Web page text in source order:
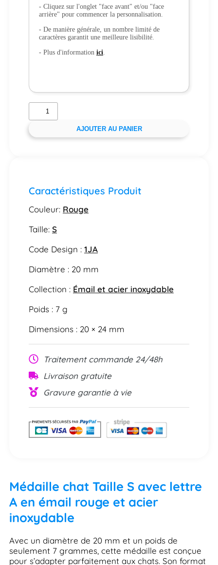
- Cliquez sur l'onglet "face avant" et/ou "face
arrière" pour commencer la personnalisation.
- De manière générale, un nombre limité de
caractères garantit une meilleure lisibilité.
- Plus d'information ici.
AJOUTER AU PANIER
Caractéristiques Produit
Couleur: Rouge
Taille: S
Code Design : 1JA
Diamètre : 20 mm
Collection : Émail et acier inoxydable
Poids : 7 g
Dimensions : 20 × 24 mm
Traitement commande 24/48h
Livraison gratuite
Gravure garantie à vie
Médaille chat Taille S avec lettre
A en émail rouge et acier
inoxydable
Avec un diamètre de 20 mm et un poids de
seulement 7 grammes, cette médaille est conçue
pour s’adapter parfaitement aux chats. Son format